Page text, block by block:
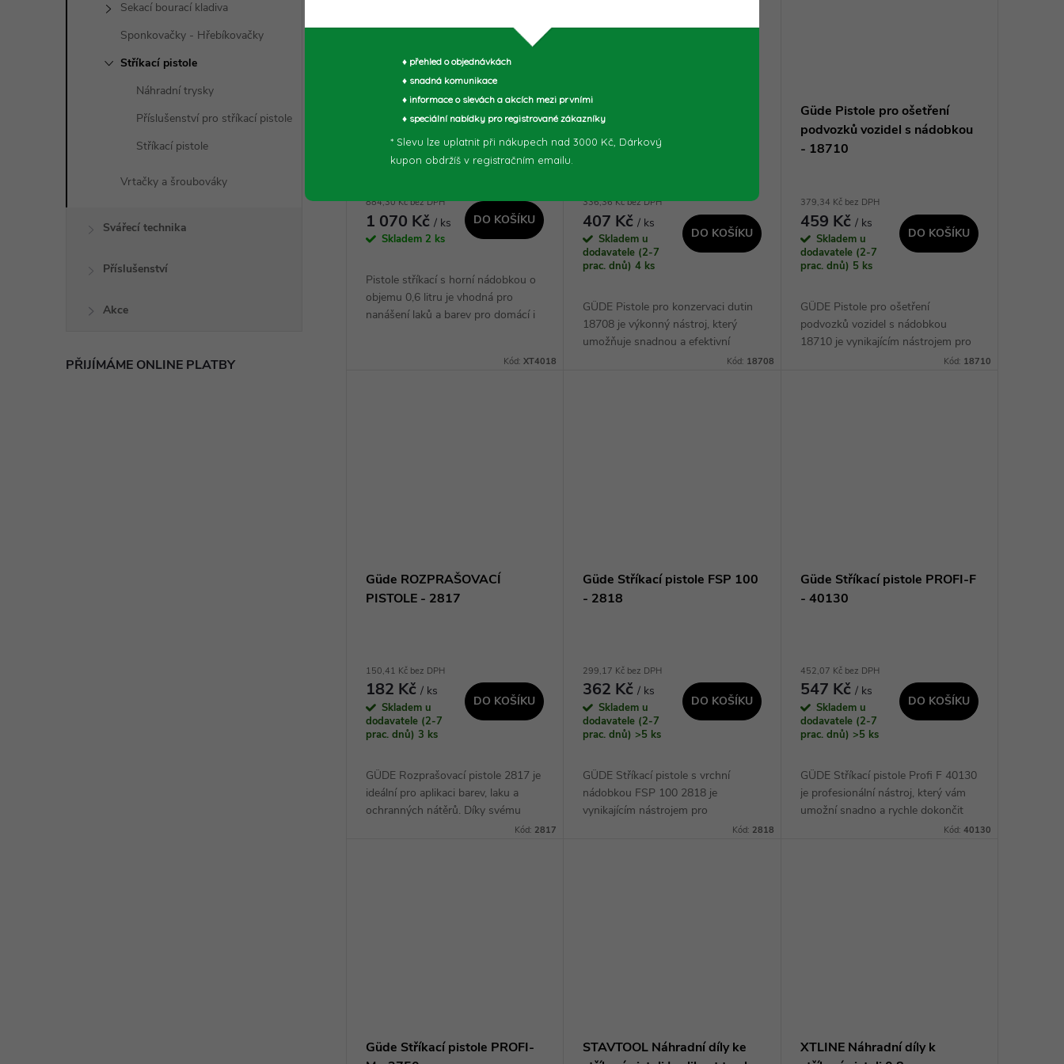
Sekací bourací kladiva
Sponkovačky - Hřebíkovačky
Stříkací pistole
Náhradní trysky
Příslušenství pro stříkací pistole
Stříkací pistole
Vrtačky a šroubováky
Svářecí technika
Příslušenství
Akce
PŘIJÍMÁME ONLINE PLATBY
XTLINE Pistole stříkací s horní
trysky 1,5 mm - XT4018
884,30 Kč bez DPH
1 070 Kč / ks
Skladem 2 ks
DO KOŠÍKU
Pistole stříkací s horní nádobkou o
objemu 0,6 litru je vhodná pro
nanášení laků a barev pro domácí i
Kód:XT4018
Güde PISTOLE PRO
336,36 Kč bez DPH
407 Kč/ ks
Skladem u
dodavatele (2-7
prac. dnů)4 ks
DO KOŠÍKU
GÜDE Pistole pro konzervaci dutin
18708 je výkonný nástroj, který
umožňuje snadnou a efektivní
Kód: 18708
Güde Pistole pro ošetření
podvozků vozidel s nádobkou
- 18710
379,34 Kč bez DPH
459 Kč / ks
Skladem u
dodavatele (2-7
prac. dnů) 5 ks
DO KOŠÍKU
GÜDE Pistole pro ošetření
podvozků vozidel s nádobkou
18710 je vynikajícím nástrojem pro
údržbu a ochranu podvozků vozidel.
Kód: 18710
Güde ROZPRAŠOVACÍ
PISTOLE - 2817
150,41 Kč bez DPH
182 Kč / ks
Skladem u
dodavatele (2-7
prac. dnů) 3 ks
DO KOŠÍKU
GÜDE Rozprašovací pistole 2817 je
ideální pro aplikaci barev, laku a
ochranných nátěrů. Díky svému
Kód: 2817
Güde Stříkací pistole FSP 100
- 2818
299,17 Kč bez DPH
362 Kč/ ks
Skladem u
dodavatele (2-7
prac. dnů)>5 ks
DO KOŠÍKU
GÜDE Stříkací pistole s vrchní
nádobkou FSP 100 2818 je
vynikajícím nástrojem pro
profesionální malíře i domácí kutily.
Kód: 2818
Güde Stříkací pistole PROFI-F
- 40130
452,07 Kč bez DPH
547 Kč / ks
Skladem u
dodavatele (2-7
prac. dnů) >5 ks
DO KOŠÍKU
GÜDE Stříkací pistole Profi F 40130
je profesionální nástroj, který vám
umožní snadno a rychle dokončit
vaše malířské projekty. Díky svému
Kód: 40130
Güde Stříkací pistole PROFI-
STAVTOOL Náhradní díly ke
XTLINE Náhradní díly k
♦ přehled o objednávkách
♦ snadná komunikace
♦ informace o slevách a akcích mezi prvními
♦ speciální nabídky pro registrované zákazníky
* Slevu lze uplatnit při nákupech nad 3000 Kč, Dárkový
kupon obdržíš v registračním emailu.